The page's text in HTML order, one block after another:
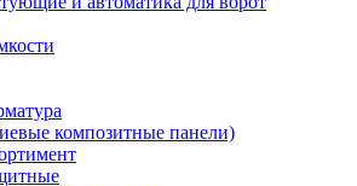
композитные панели)